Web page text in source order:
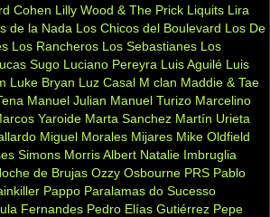
Cohen Lilly Wood & The Prick Liquits Lira
de la Nada Los Chicos del Boulevard Los De
Los Rancheros Los Sebastianes Los
Sugo Luciano Pereyra Luis Aguilé Luis
Luke Bryan Luz Casal M clan Maddie & Tae
Manuel Julian Manuel Turizo Marcelino
Yaroide Marta Sanchez Martín Urieta
Miguel Morales Mijares Mike Oldfield
Simons Morris Albert Natalie Imbruglia
de Brujas Ozzy Osbourne PRS Pablo
Pappo Paralamas do Sucesso
Fernandes Pedro Elías Gutiérrez Pepe